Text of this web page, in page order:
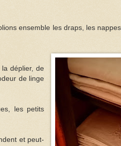
ensemble les draps, les
déplier, de
de linge
les petits
et peut-